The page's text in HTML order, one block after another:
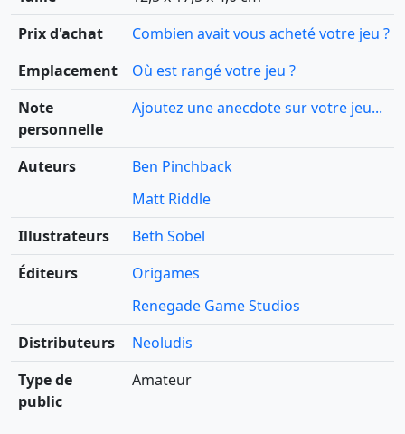
Prix d'achat
Combien avait vous acheté votre jeu ?
Emplacement
Où est rangé votre jeu ?
Note
personnelle
Ajoutez une anecdote sur votre jeu...
Auteurs
Ben Pinchback
Matt Riddle
Illustrateurs
Beth Sobel
Éditeurs
Origames
Renegade Game Studios
Distributeurs
Neoludis
Type de
public
Amateur